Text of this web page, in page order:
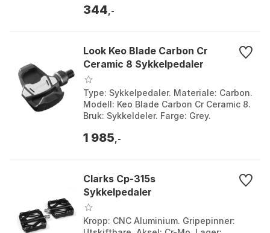
344 ,-
Look Keo Blade Carbon Cr
Ceramic 8 Sykkelpedaler
Type: Sykkelpedaler. Materiale: Carbon.
Modell: Keo Blade Carbon Cr Ceramic 8.
Bruk: Sykkeldeler. Farge: Grey.
1 985 ,-
Clarks Cp-315s
Sykkelpedaler
Kropp: CNC Aluminium. Gripepinner: